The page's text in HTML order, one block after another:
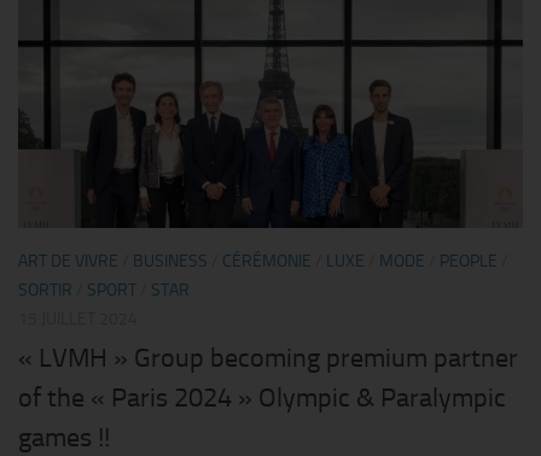
ART DE VIVRE BUSINESS CÉRÉMONIE LUXE MODE PEOPLE
SORTIR
SPORT
STAR
« LVMH » Group becoming premium partner
of the « Paris 2024 » Olympic & Paralympic
games !!